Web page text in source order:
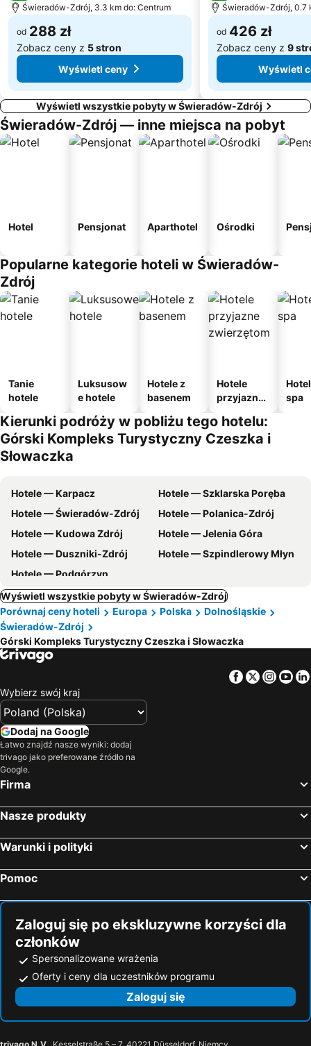
Świeradów-Zdrój, 3.3 km do: Centrum
od 288 zł
Zobacz ceny z 5 stron
Wyświetl ceny
Świeradów-Zdrój, 0.7
od 426 zł
Zobacz ceny z 9
Wyświetl
Wyświetl wszystkie pobyty w Świeradów-Zdrój
Świeradów-Zdrój — inne miejsca na pobyt
Hotel Pensjonat Aparthotel Ośrodki
Popularne kategorie hoteli w Świeradów-
Zdrój
Tanie
hotele
Luksusow
e hotele
Hotele z
basenem
Hotele
przyjazne
m
spa
Kierunki podróży w pobliżu tego hotelu:
Górski Kompleks Turystyczny Czeszka i
Słowaczka
Hotele — Karpacz
Hotele — Szklarska Poręba
Hotele — Świeradów-Zdrój
Hotele — Polanica-Zdrój
Hotele — Kudowa Zdrój
Hotele — Jelenia Góra
Hotele — Duszniki-Zdrój
Hotele — Szpindlerowy Młyn
Hotele — Podgórzyn
Wyświetl wszystkie pobyty w Świeradów-Zdrój
Porównaj ceny hoteli
Europa Polska
Dolnośląskie
Świeradów-Zdrój
Górski Kompleks Turystyczny Czeszka i Słowaczka
Facebook
Twitter
Wybierz swój kraj
Dodaj na Google
Łatwo znajdź nasze wyniki: dodaj
trivago jako preferowane źródło na
Google.
Firma
Nasze produkty
Warunki i polityki
Pomoc
Zaloguj się po ekskluzywne korzyści dla
członków
Spersonalizowane wrażenia
Oferty i ceny dla uczestników programu
Zaloguj się